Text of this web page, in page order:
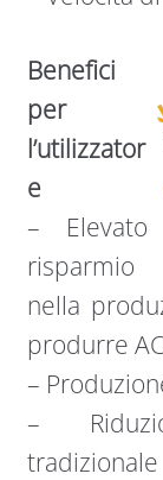
Benefici
per
l’utilizzator
e
– Elevato
risparmio
nella
produrre
–
–
tradizionale